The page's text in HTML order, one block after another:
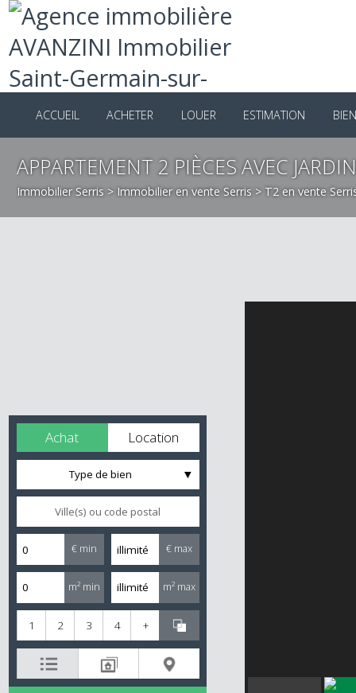
ACCUEIL ACHETER LOUER ESTIMATION
APPARTEMENT 2 PIÈCES AVEC
Immobilier Serris >Immobilier en vente Serris >T2 en vente
Achat Location
Type de bien
€ min € max
m² min m² max
1 2 3 4 +